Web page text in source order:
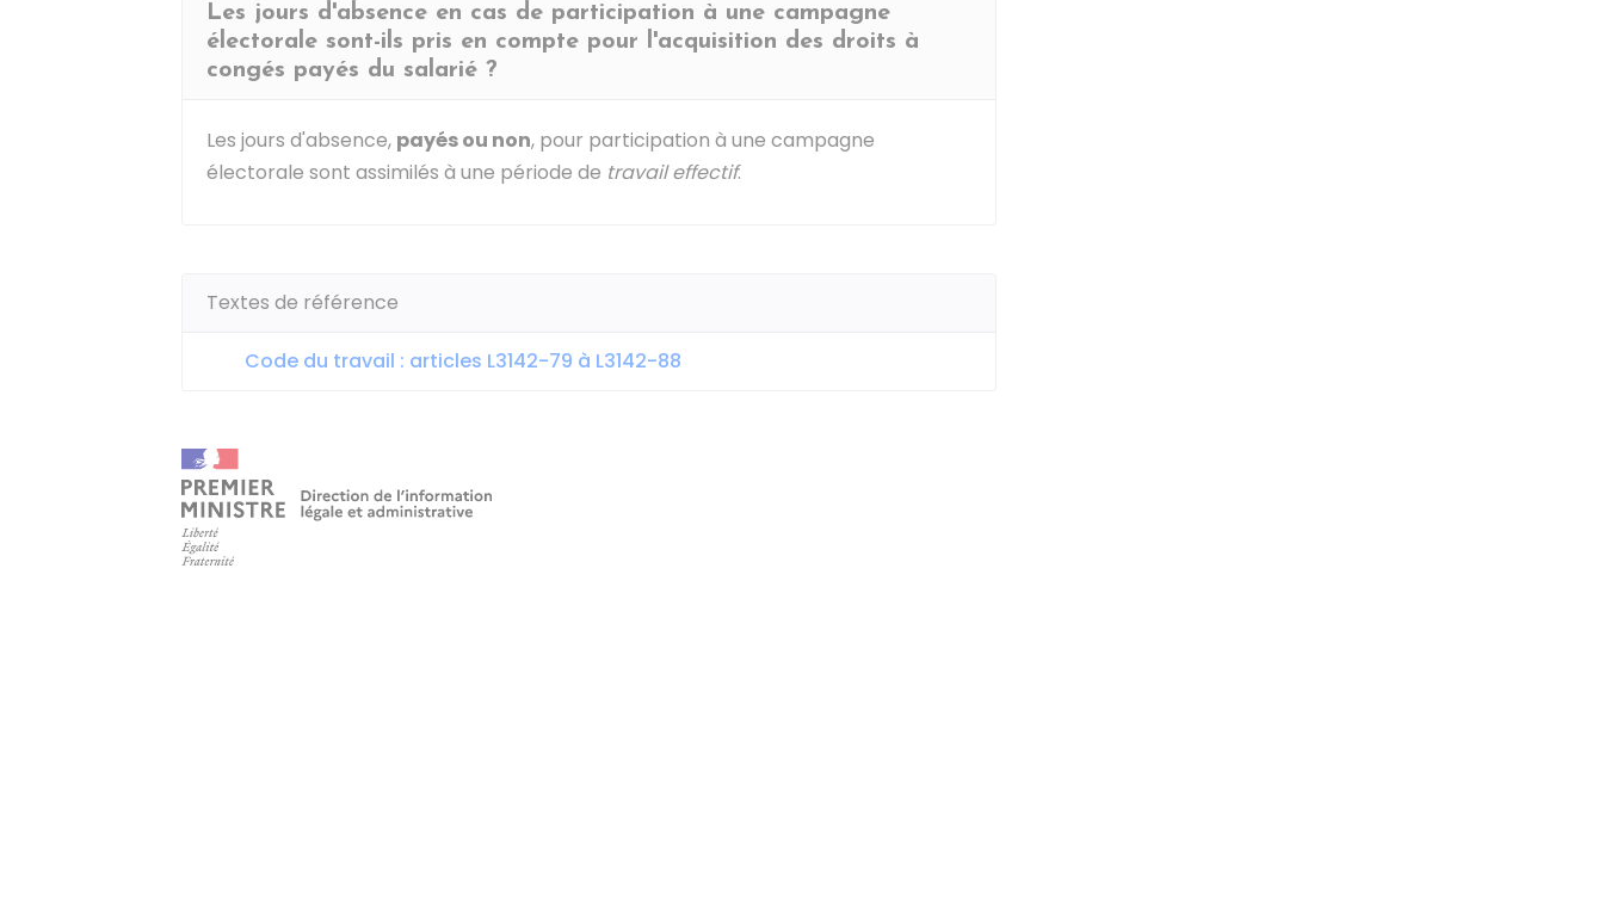
Les jours d'absence en cas de participation à une campagne
électorale sont-ils pris en compte pour l'acquisition des droits à
congés payés du salarié ?
Les jours d'absence, payés ou non, pour participation à une campagne
électorale sont assimilés à une période de travail effectif.
Textes de référence
Code du travail : articles L3142-79 à L3142-88